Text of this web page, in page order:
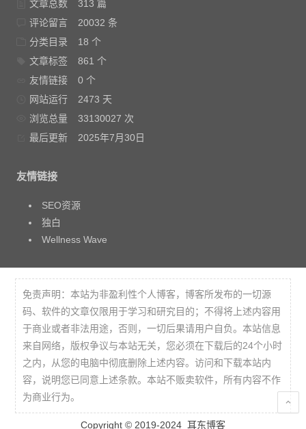
文章总数
313 篇
评论留言
20032 条
分类目录
18 个
文章标签
861 个
友情链接
0 个
网站运行
2473 天
浏览总量
33130027 次
最后更新
2025年7月30日
友情链接
SEO资源
独白
Wellness Wave
免责声明：本站为非盈利性个人博客，博客所发布的一切源
码、软件的文章仅限用于学习和研究目的；不得将上述内容用
于商业或者非法用途，否则，一切后果请用户自负。本站信息
来自网络，版权争议与本站无关，您必须在下载后的24个小时
之内，从您的电脑中彻底删除上述内容。访问和下载本站内
容，说明您已同意上述条款。本站不贩卖软件，所有内容不作
为商业行为。
Copyright © 2019-2024 耳东博客